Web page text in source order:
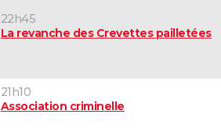
22h45
La revanche des Crevettes pailletées
21h10
Association criminelle